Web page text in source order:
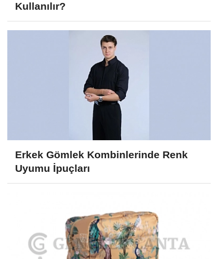
Kullanılır?
Erkek Gömlek Kombinlerinde Renk
Uyumu İpuçları